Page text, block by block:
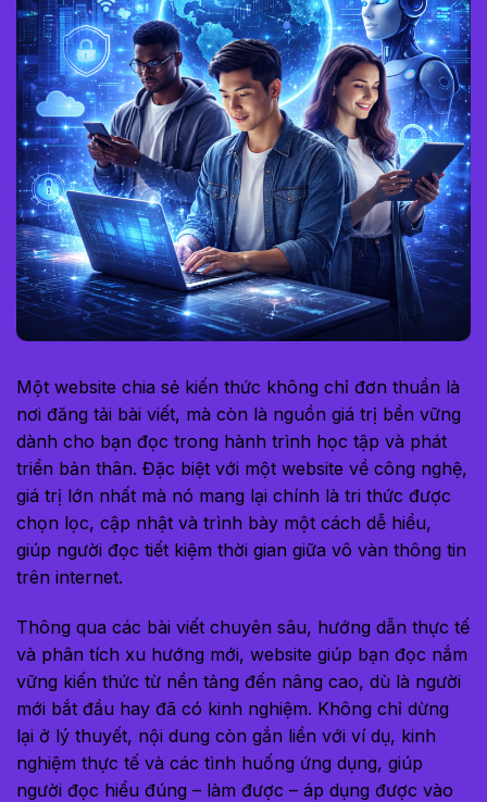
Một website chia sẻ kiến thức không chỉ đơn thuần là
nơi đăng tải bài viết, mà còn là nguồn giá trị bền vững
dành cho bạn đọc trong hành trình học tập và phát
triển bản thân. Đặc biệt với một website về công nghệ,
giá trị lớn nhất mà nó mang lại chính là tri thức được
chọn lọc, cập nhật và trình bày một cách dễ hiểu,
giúp người đọc tiết kiệm thời gian giữa vô vàn thông tin
trên internet.
Thông qua các bài viết chuyên sâu, hướng dẫn thực tế
và phân tích xu hướng mới, website giúp bạn đọc nắm
vững kiến thức từ nền tảng đến nâng cao, dù là người
mới bắt đầu hay đã có kinh nghiệm. Không chỉ dừng
lại ở lý thuyết, nội dung còn gắn liền với ví dụ, kinh
nghiệm thực tế và các tình huống ứng dụng, giúp
người đọc hiểu đúng – làm được – áp dụng được vào